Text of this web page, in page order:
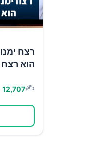
רצח
הוא
✍️
12,707